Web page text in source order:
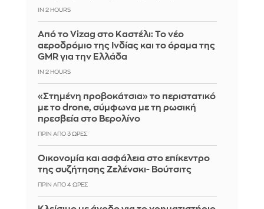
IN 2 HOURS
Από το Vizag στο Καστέλι: Το νέο
αεροδρόμιο της Ινδίας και το όραμα της
GMR για την Ελλάδα
IN 2 HOURS
«Στημένη προβοκάτσια» το περιστατικό
με το drone, σύμφωνα με τη ρωσική
πρεσβεία στο Βερολίνο
ΠΡΙΝ ΑΠΌ 3 ΏΡΕΣ
Οικονομία και ασφάλεια στο επίκεντρο
της συζήτησης Ζελένσκι- Βούτσιτς
ΠΡΙΝ ΑΠΌ 4 ΏΡΕΣ